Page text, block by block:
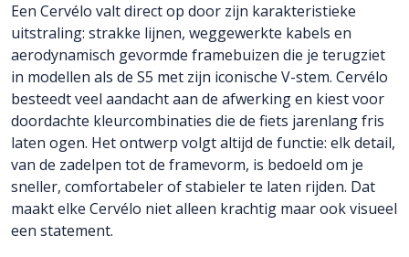
Een Cervélo valt direct op door zijn karakteristieke
uitstraling: strakke lijnen, weggewerkte kabels en
aerodynamisch gevormde framebuizen die je terugziet
in modellen als de S5 met zijn iconische V-stem. Cervélo
besteedt veel aandacht aan de afwerking en kiest voor
doordachte kleurcombinaties die de fiets jarenlang fris
laten ogen. Het ontwerp volgt altijd de functie: elk detail,
van de zadelpen tot de framevorm, is bedoeld om je
sneller, comfortabeler of stabieler te laten rijden. Dat
maakt elke Cervélo niet alleen krachtig maar ook visueel
een statement.